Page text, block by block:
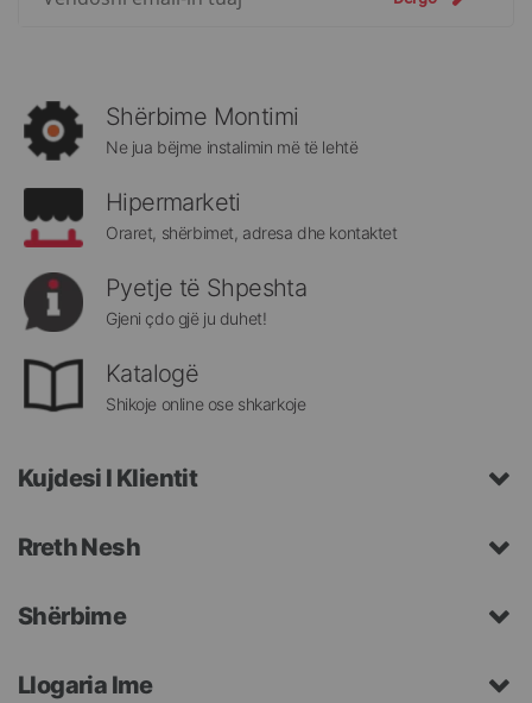
rreth
Megatek:
Shërbime Montimi
Ne jua bëjme instalimin më të lehtë
Hipermarketi
Oraret, shërbimet, adresa dhe kontaktet
Pyetje të Shpeshta
Gjeni çdo gjë ju duhet!
Katalogë
Shikoje online ose shkarkoje
Kujdesi I Klientit
Rreth Nesh
Shërbime
Llogaria Ime